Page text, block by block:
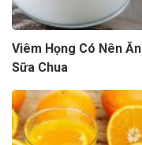
Viêm Họng Có Nên Ăn
Sữa Chua